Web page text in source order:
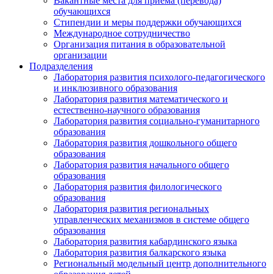
обучающихся
Стипендии и меры поддержки обучающихся
Международное сотрудничество
Организация питания в образовательной
организации
Подразделения
Лаборатория развития психолого-педагогического
и инклюзивного образования
Лаборатория развития математического и
естественно-научного образования
Лаборатория развития социально-гуманитарного
образования
Лаборатория развития дошкольного общего
образования
Лаборатория развития начального общего
образования
Лаборатория развития филологического
образования
Лаборатория развития региональных
управленческих механизмов в системе общего
образования
Лаборатория развития кабардинского языка
Лаборатория развития балкарского языка
Региональный модельный центр дополнительного